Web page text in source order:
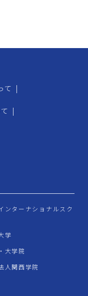
て |
|
ンターナショナルスク
学
大学院
人関西学院